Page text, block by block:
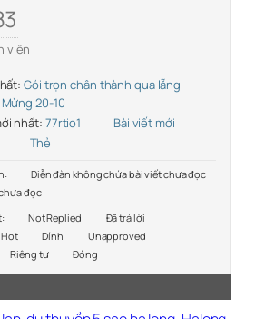
viên
Gói trọn chân thành qua lẵng
20-10
nhất: 77rtio1
Bài viết mới
Thẻ
Diễn đàn không chứa bài viết chưa đọc
đọc
Not Replied
Đã trả lời
Hot Dính
Unapproved
Riêng tư Đóng